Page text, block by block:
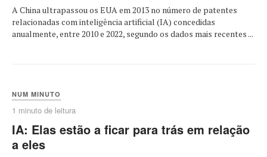
A China ultrapassou os EUA em 2013 no número de patentes
relacionadas com inteligência artificial (IA) concedidas
anualmente, entre 2010 e 2022, segundo os dados mais recentes ...
NUM MINUTO
1 minuto de leitura
IA: Elas estão a ficar para trás em relação
a eles